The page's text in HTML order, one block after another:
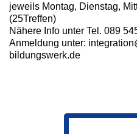
jeweils Montag, Dienstag,
(25Treffen)
Nähere Info unter Tel. 089
Anmeldung unter:
bildungswerk.de